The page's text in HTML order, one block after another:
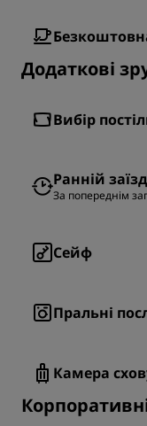
Додаткові
Вибір
Ранній заїзд
За попереднім
Сейф
Пральні
Камера